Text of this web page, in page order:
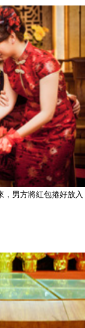
，男方將紅包捲好放入